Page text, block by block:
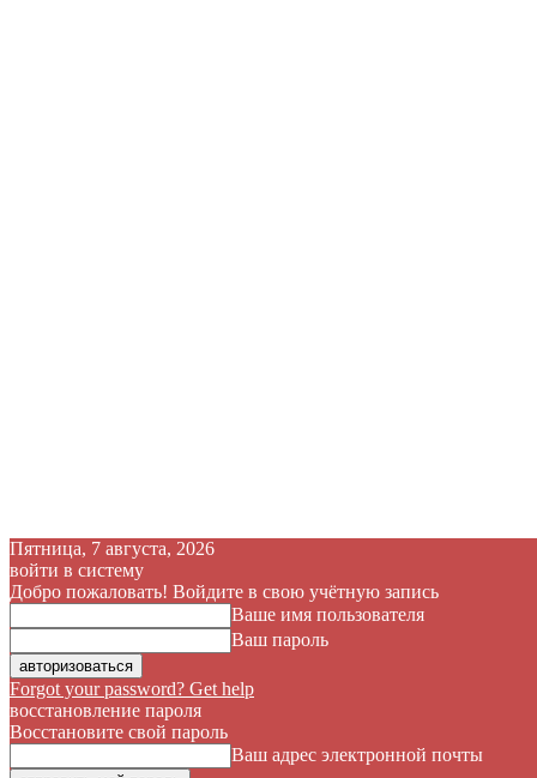
Пятница, 7 августа, 2026
войти в систему
Добро пожаловать! Войдите в свою учётную запись
Ваше имя пользователя
Ваш пароль
Forgot your password? Get help
восстановление пароля
Восстановите свой пароль
Ваш адрес электронной почты